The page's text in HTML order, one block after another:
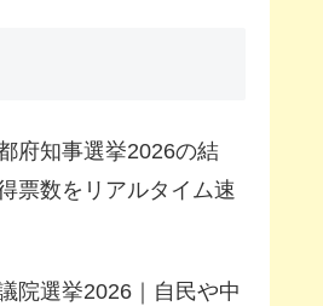
府知事選挙2026の結
票数をリアルタイム速
院選挙2026｜自民や中